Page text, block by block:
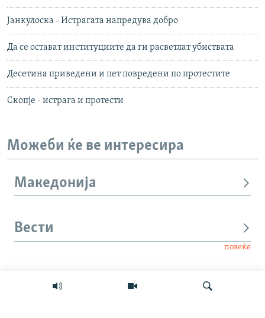
Јанкулоска - Истрагата напредува добро
Да се остават институциите да ги расветлат убиствата
Десетина приведени и пет повредени по протестите
Скопје - истрага и протести
Можеби ќе ве интересира
Македонија
Вести
повеќе
Интервју